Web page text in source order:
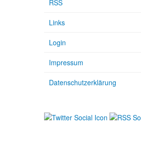
RSS
Links
Login
Impressum
Datenschutzerklärung